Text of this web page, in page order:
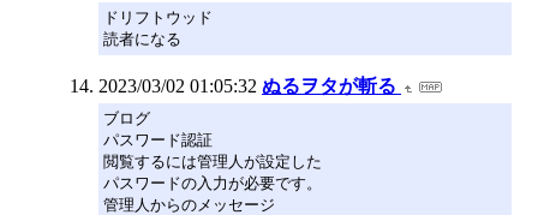
ドリフトウッド
読者になる
2023/03/02 01:05:32 ぬるヲタが斬る
ブログ
パスワード認証
閲覧するには管理人が設定した
パスワードの入力が必要です。
管理人からのメッセージ